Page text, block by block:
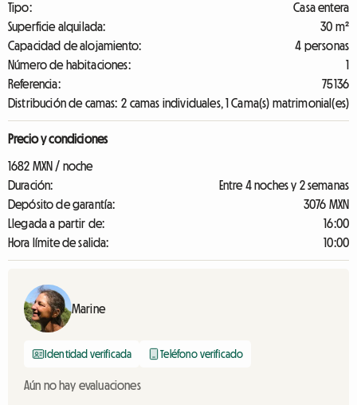
Tipo:
Casa entera
Superficie alquilada:
30 m²
Capacidad de alojamiento:
4 personas
Número de habitaciones:
1
Referencia:
75136
Distribución de camas: 2 camas individuales, 1 Cama(s) matrimonial(es)
Precio y condiciones
1682 MXN / noche
Duración:
Entre 4 noches y 2 semanas
Depósito de garantía:
3076 MXN
Llegada a partir de:
16:00
Hora límite de salida:
10:00
Marine
Identidad verificada Teléfono verificado
Aún no hay evaluaciones